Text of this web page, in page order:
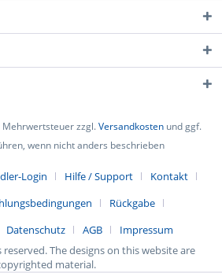
zzgl.Versandkosten und ggf.
wenn nicht anders beschrieben
Login Hilfe / Support
Kontakt
Rückgabe
Datenschutz AGB
Impressum
The designs on this website are
material.